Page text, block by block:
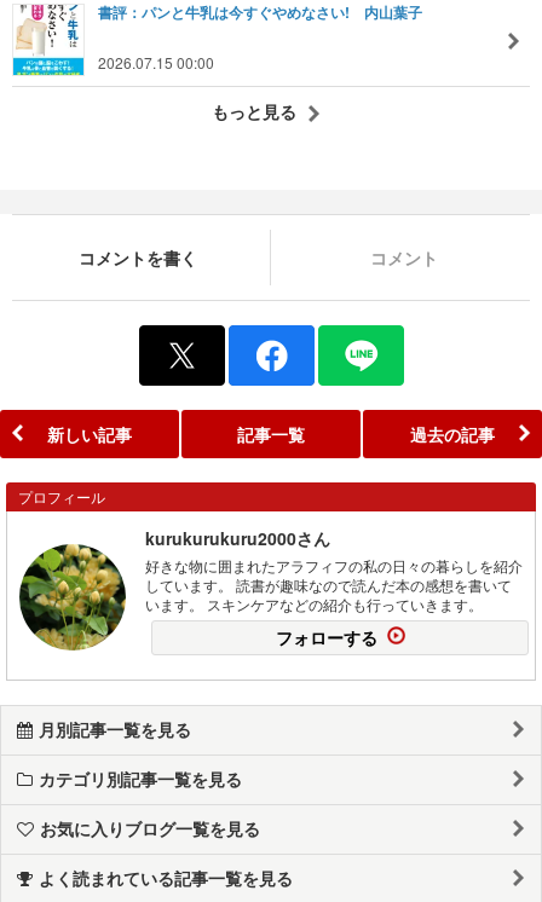
書評：パンと牛乳は今すぐやめなさい! 内山葉子
2026.07.15 00:00
もっと見る
コメントを書く コメント
新しい記事 記事一覧 過去の記事
プロフィール
kurukurukuru2000さん
好きな物に囲まれたアラフィフの私の日々の暮らしを紹介
しています。 読書が趣味なので読んだ本の感想を書いて
います。 スキンケアなどの紹介も行っていきます。
フォローする
月別記事一覧を見る
カテゴリ別記事一覧を見る
お気に入りブログ一覧を見る
よく読まれている記事一覧を見る